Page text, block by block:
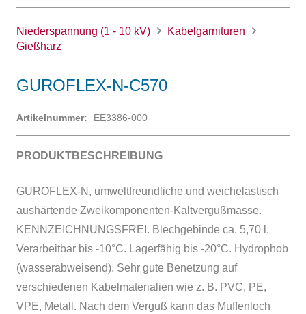
Niederspannung (1 - 10 kV)
Kabelgarnituren
Gießharz
GUROFLEX-N-C570
Artikelnummer: EE3386-000
PRODUKTBESCHREIBUNG
GUROFLEX-N, umweltfreundliche und weichelastisch
aushärtende Zweikomponenten-Kaltvergußmasse.
KENNZEICHNUNGSFREI. Blechgebinde ca. 5,70 l.
Verarbeitbar bis -10°C. Lagerfähig bis -20°C. Hydrophob
(wasserabweisend). Sehr gute Benetzung auf
verschiedenen Kabelmaterialien wie z. B. PVC, PE,
VPE, Metall. Nach dem Verguß kann das Muffenloch